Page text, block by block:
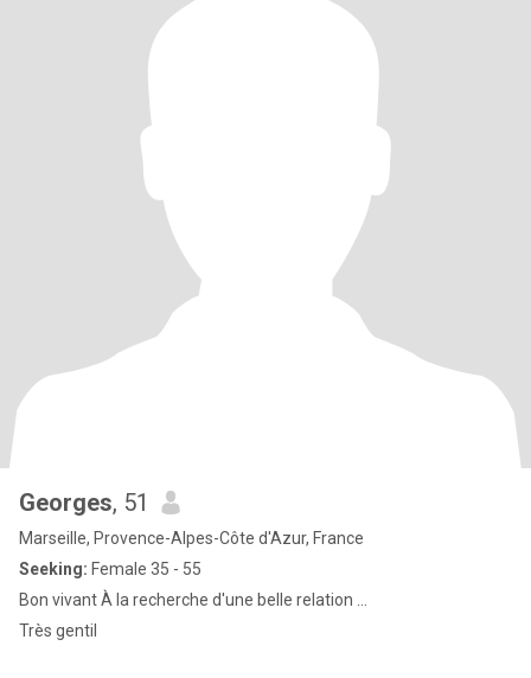
Georges, 51
Marseille, Provence-Alpes-Côte d'Azur, France
Seeking: Female 35 - 55
Bon vivant À la recherche d'une belle relation ...
Très gentil